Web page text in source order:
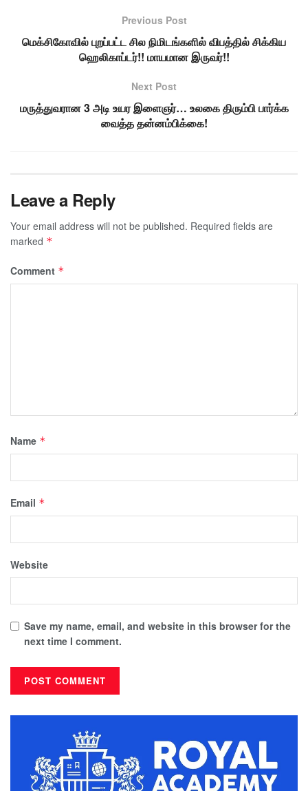
Previous Post
மெக்சிகோவில் புறப்பட்ட சில நிமிடங்களில் விபத்தில் சிக்கிய
ஹெலிகாப்டர்!! மாயமான இருவர்!!
Next Post
மருத்துவரான 3 அடி உயர இளைஞர்… உலகை திரும்பி பார்க்க
வைத்த தன்னம்பிக்கை!
Leave a Reply
Your email address will not be published. Required fields are
marked *
Comment *
Name *
Email *
Website
Save my name, email, and website in this browser for the
next time I comment.